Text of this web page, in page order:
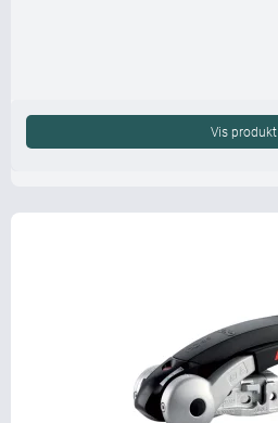
Vis produkt